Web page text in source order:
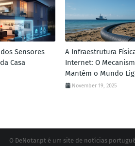
Sensores
Casa
A Infraestrutura
Internet: O
Mantém o Mundo
November 19, 2025
O DeNotar.pt é um site de notícias